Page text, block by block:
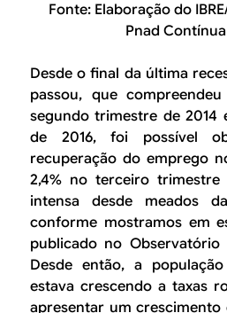
Fonte: Elaboração do
Pnad Contínua
Desde o final da última
passou, que
segundo trimestre de
de 2016, foi possível
recuperação do emprego
2,4% no terceiro
intensa desde meados
conforme mostramos em
publicado no Observatório
Desde então, a
estava crescendo a taxas
apresentar um crescimento